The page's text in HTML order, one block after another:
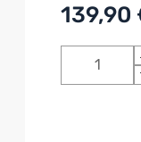
139,90